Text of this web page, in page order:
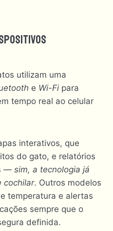
utilizam uma
e Wi-Fi para
tempo real ao celular
interativos, que
do gato, e relatórios
— sim, a tecnologia já
cochilar. Outros modelos
temperatura e alertas
sempre que o
definida.